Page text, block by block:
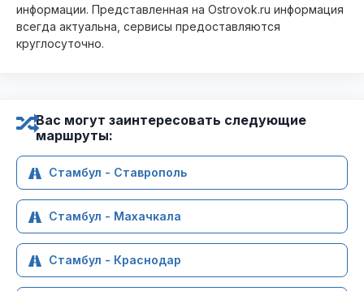
информации. Представленная на Ostrovok.ru информация
всегда актуальна, сервисы предоставляются
круглосуточно.
Вас могут заинтересовать следующие
маршруты:
Стамбул - Ставрополь
Стамбул - Махачкала
Стамбул - Краснодар